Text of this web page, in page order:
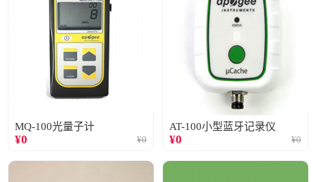
MQ-100光量子计
¥0 ¥0
AT-100小型蓝牙记录仪
¥0 ¥0